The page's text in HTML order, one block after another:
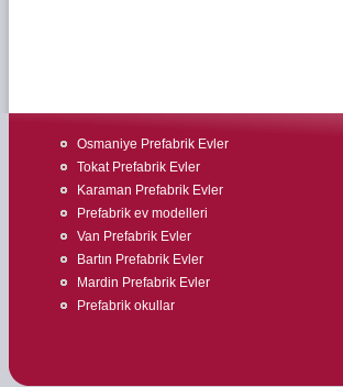
Osmaniye Prefabrik Evler
Tokat Prefabrik Evler
Karaman Prefabrik Evler
Prefabrik ev modelleri
Van Prefabrik Evler
Bartın Prefabrik Evler
Mardin Prefabrik Evler
Prefabrik okullar